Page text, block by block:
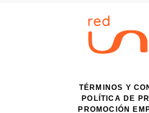
TÉRMINOS Y
POLÍTICA DE
PROMOCIÓN